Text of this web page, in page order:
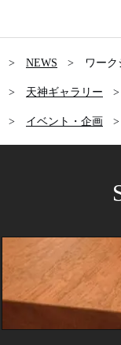
NEWS ワーク
天神ギャラリー
イベント・企画